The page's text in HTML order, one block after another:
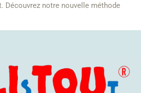
Découvrez notre nouvelle méthode